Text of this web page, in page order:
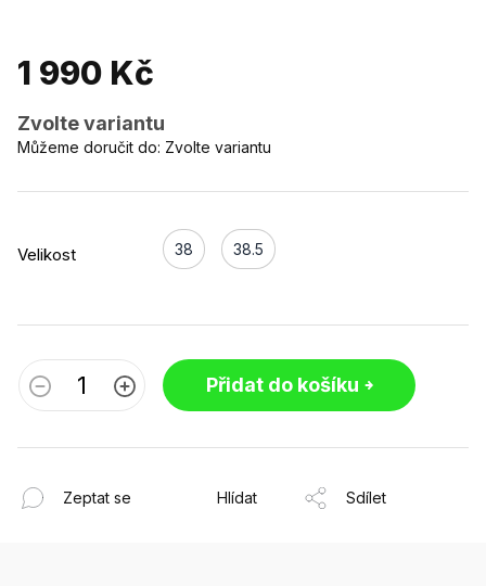
1 990 Kč
Zvolte variantu
Velikost 38 38.5
Můžeme doručit do: Zvolte variantu
Přidat do košíku
Zeptat se Hlídat Sdílet